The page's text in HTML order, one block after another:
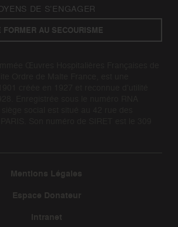
DE S’ENGAGER
FORMER AU SECOURISME
Mentions Légales
Espace Donateur
Intranet